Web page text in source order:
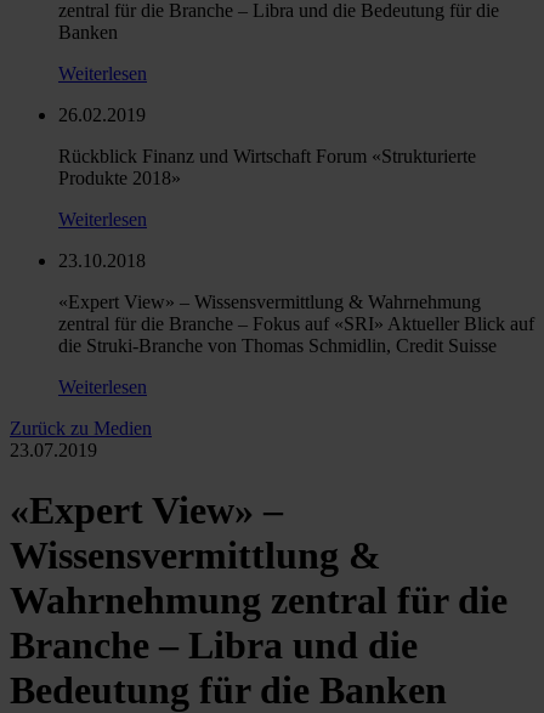
zentral für die Branche – Libra und die Bedeutung für die
Banken
Weiterlesen
26.02.2019
Rückblick Finanz und Wirtschaft Forum «Strukturierte
Produkte 2018»
Weiterlesen
23.10.2018
«Expert View» – Wissensvermittlung & Wahrnehmung
zentral für die Branche – Fokus auf «SRI» Aktueller Blick auf
die Struki-Branche von Thomas Schmidlin, Credit Suisse
Weiterlesen
Zurück zu Medien
23.07.2019
«Expert View» –
Wissensvermittlung &
Wahrnehmung zentral für die
Branche – Libra und die
Bedeutung für die Banken